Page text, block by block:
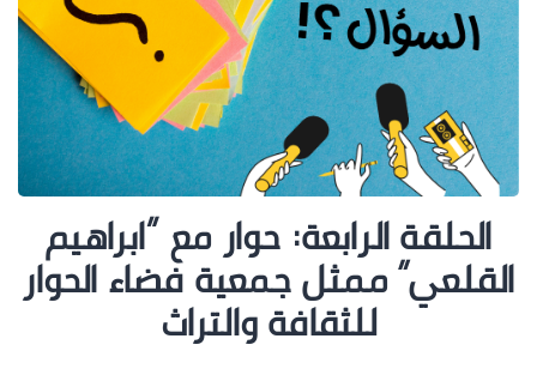
الحلقة الرابعة: حوار مع “ابراهيم
القلعي” ممثل جمعية فضاء الحوار
للثقافة والتراث